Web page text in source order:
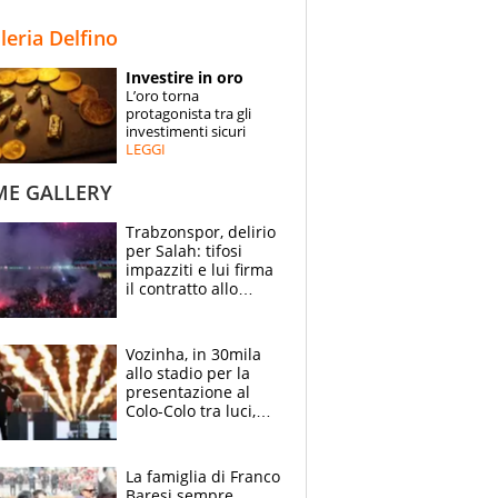
ESPERTI
CONTATTI
Delfino
Investire in oro
L’oro torna
protagonista tra gli
investimenti sicuri
LEGGI
GALLERY
Trabzonspor, delirio
per Salah: tifosi
impazziti e lui firma
il contratto allo
Vozinha, in 30mila
allo stadio per la
presentazione al
Colo-Colo tra luci,
La famiglia di Franco